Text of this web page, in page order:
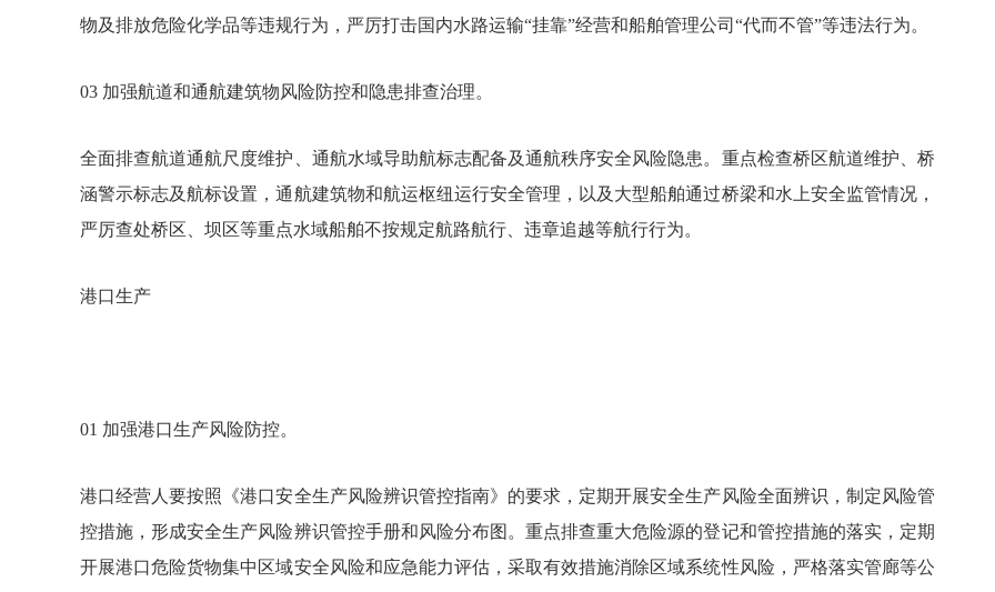
物及排放危险化学品等违规行为，严厉打击国内水路运输“挂靠”经营和船舶管理公司“代而不管”等违法行为。
03 加强航道和通航建筑物风险防控和隐患排查治理。
全面排查航道通航尺度维护、通航水域导助航标志配备及通航秩序安全风险隐患。重点检查桥区航道维护、桥
涵警示标志及航标设置，通航建筑物和航运枢纽运行安全管理，以及大型船舶通过桥梁和水上安全监管情况，
严厉查处桥区、坝区等重点水域船舶不按规定航路航行、违章追越等航行行为。
港口生产
01 加强港口生产风险防控。
港口经营人要按照《港口安全生产风险辨识管控指南》的要求，定期开展安全生产风险全面辨识，制定风险管
控措施，形成安全生产风险辨识管控手册和风险分布图。重点排查重大危险源的登记和管控措施的落实，定期
开展港口危险货物集中区域安全风险和应急能力评估，采取有效措施消除区域系统性风险，严格落实管廊等公